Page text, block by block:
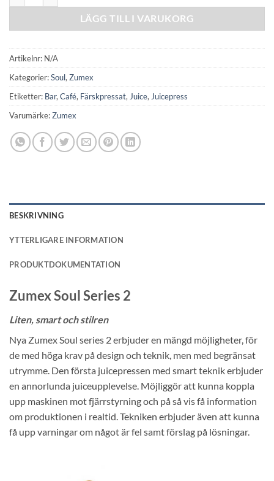
LÄGG TILL I VARUKORG
Artikelnr: N/A
Kategorier:Soul, Zumex
Etiketter: Bar, Café, Färskpressat, Juice, Juicepress
Varumärke:Zumex
BESKRIVNING
YTTERLIGARE INFORMATION
PRODUKTDOKUMENTATION
Zumex Soul Series 2
Liten, smart och stilren
Nya Zumex Soul series 2 erbjuder en mängd möjligheter, för
de med höga krav på design och teknik, men med begränsat
utrymme. Den första juicepressen med smart teknik erbjuder
en annorlunda juiceupplevelse. Möjliggör att kunna koppla
upp maskinen mot fjärrstyrning och på så vis få information
om produktionen i realtid. Tekniken erbjuder även att kunna
få upp varningar om något är fel samt förslag på lösningar.